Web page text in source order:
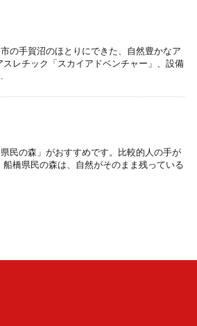
の手賀沼のほとりにできた、自然豊かなア
レチック「スカイアドベンチャー」、設備
民の森」がおすすめです。比較的人の手が
橋県民の森は、自然がそのまま残っている